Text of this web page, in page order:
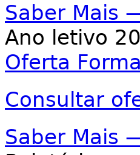
Saber Mais
Ano letivo
Oferta
Consultar
Saber Mais